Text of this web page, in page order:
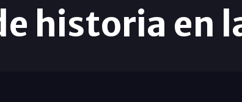
historia en